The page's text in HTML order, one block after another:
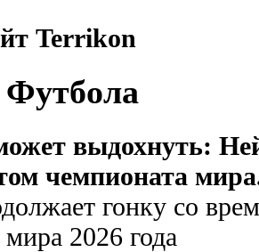
Terrikon
выдохнуть:
чемпионата
гонку со
2026 года